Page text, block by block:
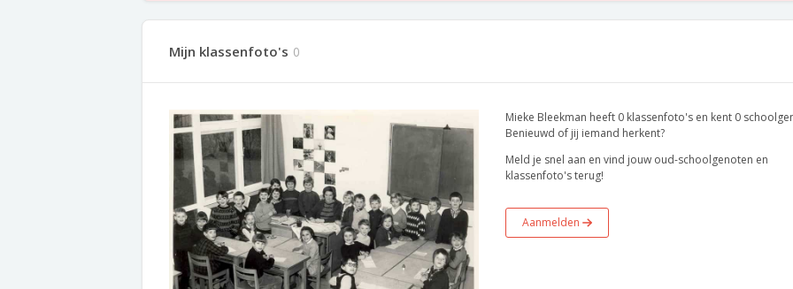
Mijn klassenfoto's 0
Mieke Bleekman heeft 0 klassenfoto's en kent 0
Benieuwd of jij iemand herkent?
Meld je snel aan en vind jouw oud-schoolgenoten en
klassenfoto's terug!
Aanmelden